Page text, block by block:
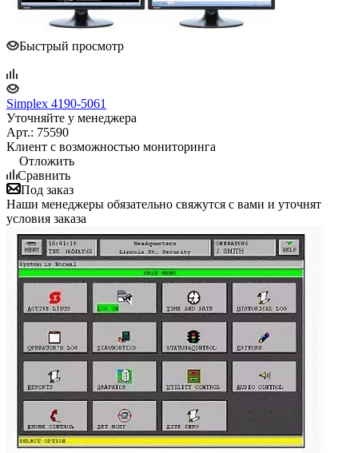
Быстрый просмотр
Simplex 4190-5061
Уточняйте у менеджера
Арт.: 75590
Клиент с возможностью мониторинга
Отложить
Сравнить
Под заказ
Наши менеджеры обязательно свяжутся с вами и уточнят
условия заказа